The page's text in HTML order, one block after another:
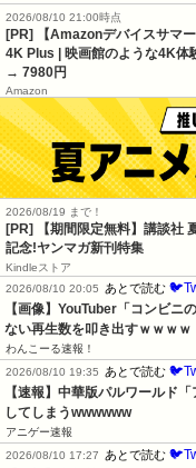
2026/08/10 21:00時点
[PR] 【Amazonデバイスサマ
4K Plus | 映画館のような4K体
→ 7980円
Amazon
2026/08/19 まで！
[PR] 【期間限定無料】講談社
記念!ヤンマガ新刊特集
Kindleストア
2026/08/10 20:05
あとで読む
【画像】YouTuber「コンビ
ない再生数を叩き出すｗｗｗｗ
わんこーる速報！
2026/08/10 19:35
あとで読む
【速報】中華版パルワールド
してしまうwwwwww
アニゲー速報
2026/08/10 17:27
あとで読む